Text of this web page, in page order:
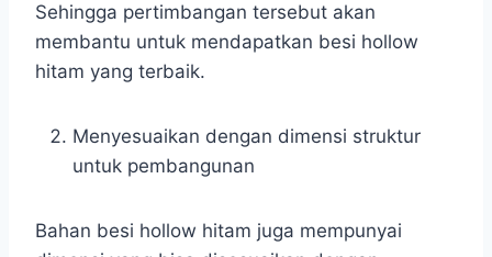
Sehingga pertimbangan tersebut akan
membantu untuk mendapatkan besi hollow
hitam yang terbaik.
Menyesuaikan dengan dimensi struktur
untuk pembangunan
Bahan besi hollow hitam juga mempunyai